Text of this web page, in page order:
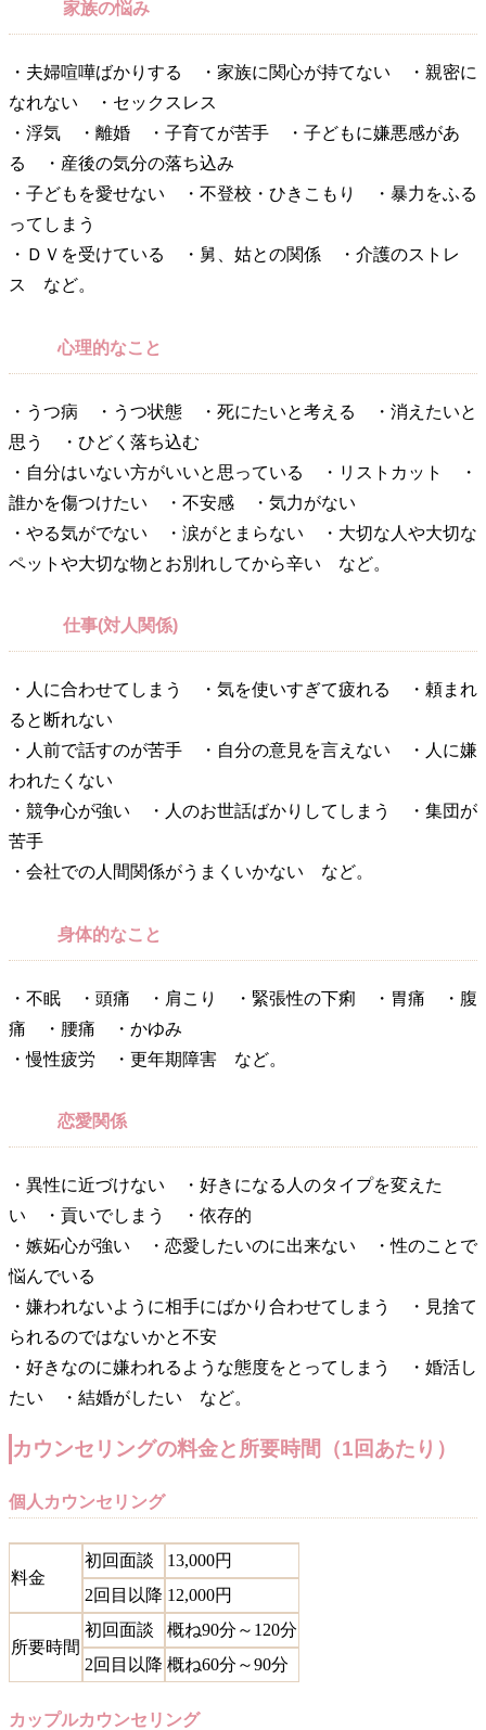
家族の悩み
・夫婦喧嘩ばかりする ・家族に関心が持てない ・親密に
なれない ・セックスレス
・浮気 ・離婚 ・子育てが苦手 ・子どもに嫌悪感があ
る ・産後の気分の落ち込み
・子どもを愛せない ・不登校・ひきこもり ・暴力をふる
ってしまう
・ＤＶを受けている ・舅、姑との関係 ・介護のストレ
ス など。
心理的なこと
・うつ病 ・うつ状態 ・死にたいと考える ・消えたいと
思う ・ひどく落ち込む
・自分はいない方がいいと思っている ・リストカット ・
誰かを傷つけたい ・不安感 ・気力がない
・やる気がでない ・涙がとまらない ・大切な人や大切な
ペットや大切な物とお別れしてから辛い など。
仕事(対人関係)
・人に合わせてしまう ・気を使いすぎて疲れる ・頼まれ
ると断れない
・人前で話すのが苦手 ・自分の意見を言えない ・人に嫌
われたくない
・競争心が強い ・人のお世話ばかりしてしまう ・集団が
苦手
・会社での人間関係がうまくいかない など。
身体的なこと
・不眠 ・頭痛 ・肩こり ・緊張性の下痢 ・胃痛 ・腹
痛 ・腰痛 ・かゆみ
・慢性疲労 ・更年期障害 など。
恋愛関係
・異性に近づけない ・好きになる人のタイプを変えた
い ・貢いでしまう ・依存的
・嫉妬心が強い ・恋愛したいのに出来ない ・性のことで
悩んでいる
・嫌われないように相手にばかり合わせてしまう ・見捨て
られるのではないかと不安
・好きなのに嫌われるような態度をとってしまう ・婚活し
たい ・結婚がしたい など。
カウンセリングの料金と所要時間（1回あたり）
個人カウンセリング
料金
初回面談
13,000円
2回目以降 12,000円
所要時間
初回面談
概ね90分～120分
2回目以降 概ね60分～90分
カップルカウンセリング